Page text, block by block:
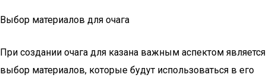
Выбор материалов для очага
При создании очага для казана важным аспектом является
выбор материалов, которые будут использоваться в его